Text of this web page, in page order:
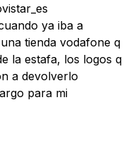
ya iba a
tienda vodafone q
la estafa, los logos q
a devolverlo
para mi